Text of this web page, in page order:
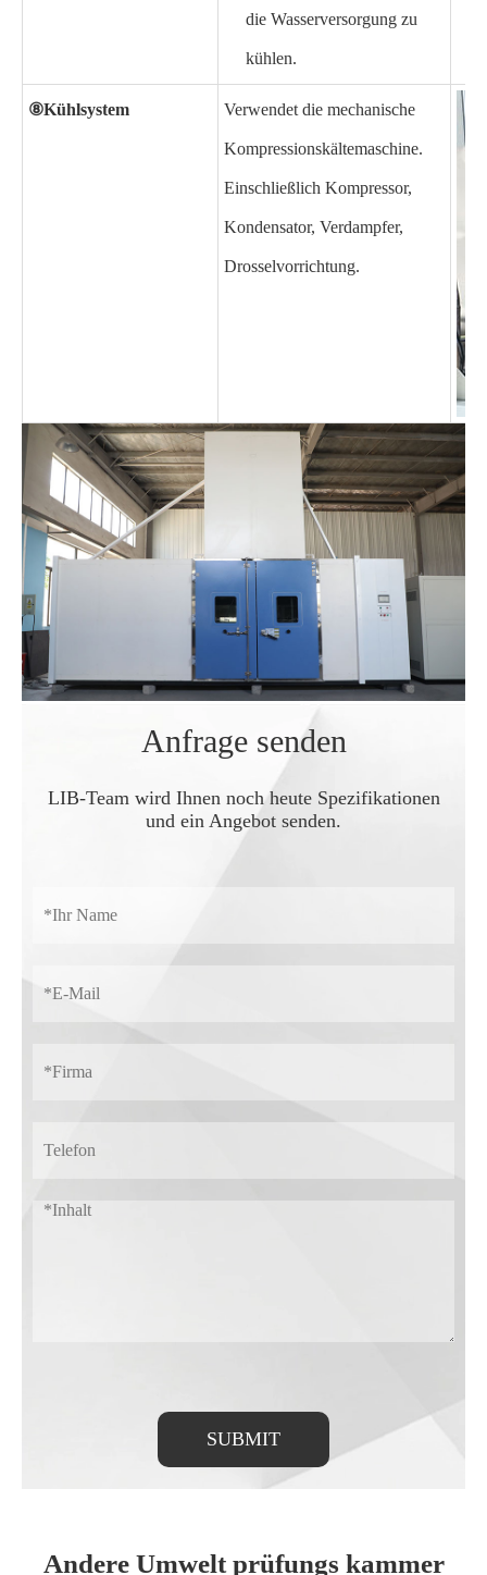
die Wasserversorgung zu
kühlen.
⑧Kühlsystem Verwendet die mechanische
Kompressionskältemaschine.
Einschließlich Kompressor,
Kondensator, Verdampfer,
Drosselvorrichtung.
Anfrage senden
LIB-Team wird Ihnen noch heute Spezifikationen
und ein Angebot senden.
SUBMIT
Andere Umwelt prüfungs kammer